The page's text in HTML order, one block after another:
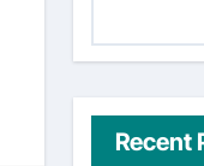
Recent